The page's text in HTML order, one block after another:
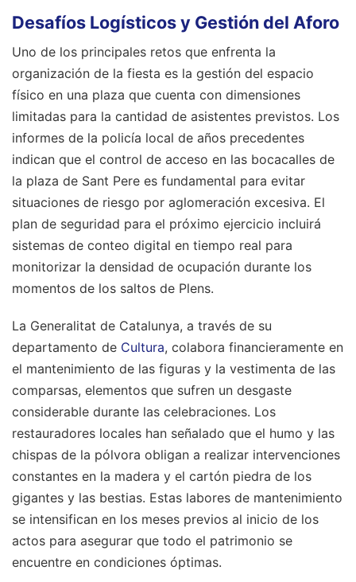
Desafíos Logísticos y Gestión del Aforo
Uno de los principales retos que enfrenta la
organización de la fiesta es la gestión del espacio
físico en una plaza que cuenta con dimensiones
limitadas para la cantidad de asistentes previstos. Los
informes de la policía local de años precedentes
indican que el control de acceso en las bocacalles de
la plaza de Sant Pere es fundamental para evitar
situaciones de riesgo por aglomeración excesiva. El
plan de seguridad para el próximo ejercicio incluirá
sistemas de conteo digital en tiempo real para
monitorizar la densidad de ocupación durante los
momentos de los saltos de Plens.
La Generalitat de Catalunya, a través de su
departamento de Cultura, colabora financieramente en
el mantenimiento de las figuras y la vestimenta de las
comparsas, elementos que sufren un desgaste
considerable durante las celebraciones. Los
restauradores locales han señalado que el humo y las
chispas de la pólvora obligan a realizar intervenciones
constantes en la madera y el cartón piedra de los
gigantes y las bestias. Estas labores de mantenimiento
se intensifican en los meses previos al inicio de los
actos para asegurar que todo el patrimonio se
encuentre en condiciones óptimas.